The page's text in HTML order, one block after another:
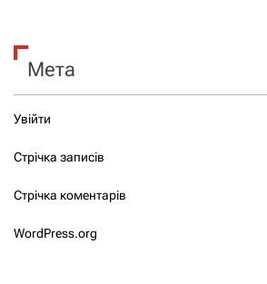
Мета
Увійти
Стрічка записів
Стрічка коментарів
WordPress.org